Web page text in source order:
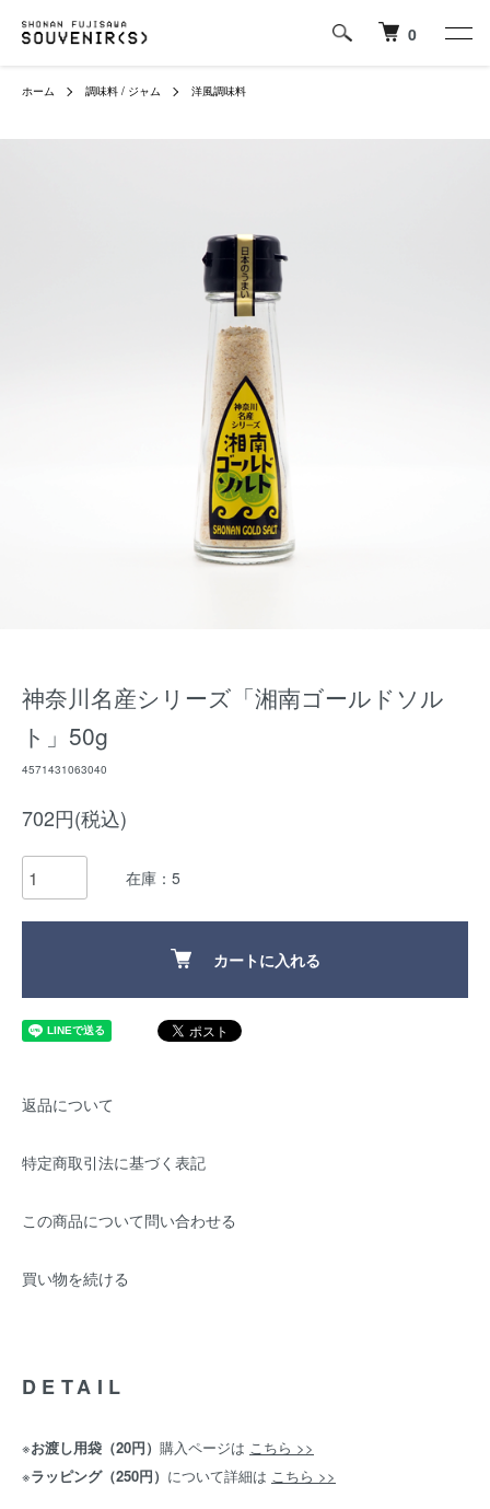
0
ホーム 調味料 / ジャム 洋風調味料
神奈川名産シリーズ「湘南ゴールドソル
ト」50g
4571431063040
702円(税込)
在庫：5
カートに入れる
返品について
特定商取引法に基づく表記
この商品について問い合わせる
買い物を続ける
DETAIL
※お渡し用袋（20円） 購入ページは こちら >>
※ラッピング（250円） について詳細は こちら >>